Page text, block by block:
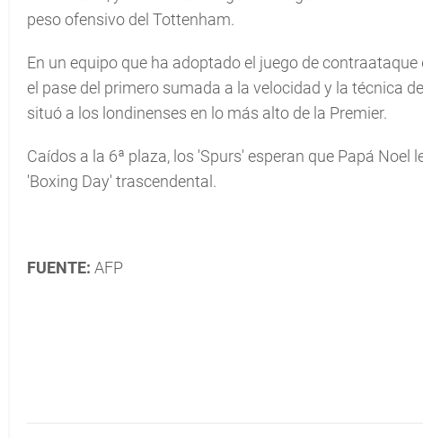
peso ofensivo del Tottenham.
En un equipo que ha adoptado el juego de
el pase del primero sumada a la velocidad y la técnica
situó a los londinenses en lo más alto de la Premier.
Caídos a la 6ª plaza, los 'Spurs' esperan que Papá
'Boxing Day' trascendental.
FUENTE: AFP